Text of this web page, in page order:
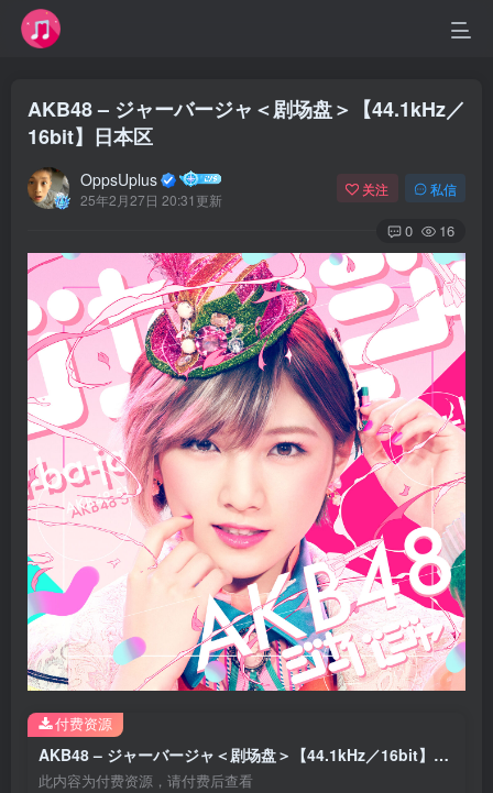
AKB48 – ジャーバージャ＜剧场盘＞【44.1kHz／
16bit】日本区
OppsUplus
25年2月27日 20:31更新
关注 私信
0 16
AKB48 – ジャーバージャ＜剧场盘＞【44.1kHz／16bit】日本区
此内容为付费资源，请付费后查看
付费资源